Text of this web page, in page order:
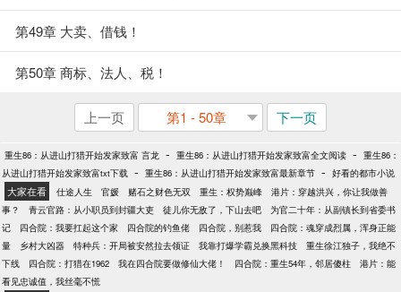
第49章 大卖、借钱！
第50章 商标、法人、税！
上一页 第1 - 50章 下一页
重生86：从进山打猎开始发家致富 言龙 - 重生86：从进山打猎开始发家致富全文阅读 - 重生86：
从进山打猎开始发家致富txt下载 - 重生86：从进山打猎开始发家致富最新章节 - 好看的都市小说
大家在看 仕途人生 官媛 赌石之财色无双 重生：权势巅峰
港片：穿越洪兴，你让我做善
事？
青云官路：从小职员到封疆大吏 徒儿你无敌了，下山去吧
为官二十年：从副镇长到省委书
记
四合院：我要扛起这个家 四合院的钓鱼佬 四合院，别惹我
四合院：魂穿成烈属，浑身正能
量
乡村大凶器 特种兵：开局被安然拉去领证 我靠打爆学霸兑换黑科技
重生徐江独子，我绝不
下线
四合院：打猎在1962 我在四合院要做修仙大佬！ 四合院：重生54年，邻居傻柱
港片：能
看见忠诚值，我丝毫不慌